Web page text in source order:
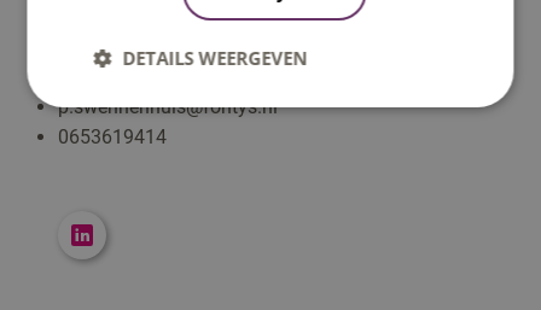
P. (Petra) Swennenhuis
Docent-onderzoeker
p.swennenhuis@fontys.nl
0653619414
DETAILS WEERGEVEN